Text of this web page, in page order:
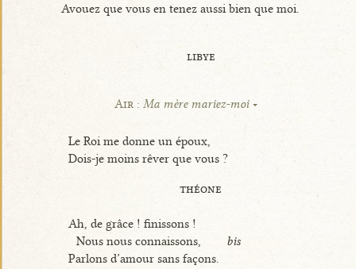
Avouez que vous en tenez aussi bien que moi.
libye
Air : Ma mère mariez-moi
Le Roi me donne un époux,
Dois-je moins rêver que vous ?
théone
Ah, de grâce ! finissons !
Nous nous connaissons,
bis
Parlons d’amour sans façons.